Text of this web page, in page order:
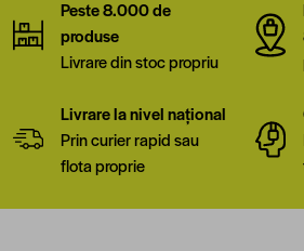
Peste 8.000 de
produse
Livrare din stoc propriu
Livrare la nivel național
Prin curier rapid sau
flota proprie